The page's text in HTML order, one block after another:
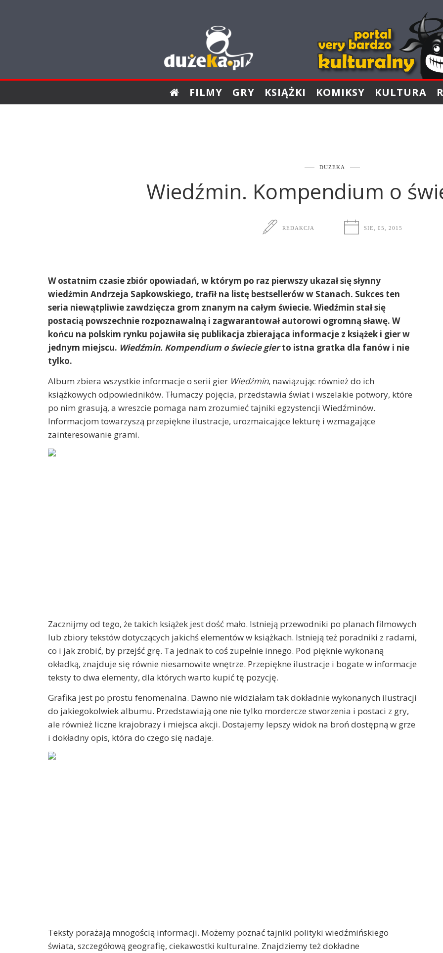
FILMY GRY KSIĄŻKI KOMIKSY KULTURA
DUZEKA
Wiedźmin. Kompendium o
REDAKCJA SIE, 05, 2015
W ostatnim czasie zbiór opowiadań, w którym po raz pierwszy ukazał się słynny
wiedźmin Andrzeja Sapkowskiego, trafił na listę bestsellerów w Stanach. Sukces ten
seria niewątpliwie zawdzięcza grom znanym na całym świecie. Wiedźmin stał się
postacią powszechnie rozpoznawalną i zagwarantował autorowi ogromną sławę. W
końcu na polskim rynku pojawiła się publikacja zbierająca informacje z książek i gier w
jednym miejscu. Wiedźmin. Kompendium o świecie gierto istna gratka dla fanów i nie
tylko.
Album zbiera wszystkie informacje o serii gier Wiedźmin, nawiązując również do ich
książkowych odpowiedników. Tłumaczy pojęcia, przedstawia świat i wszelakie potwory, które
po nim grasują, a wreszcie pomaga nam zrozumieć tajniki egzystencji Wiedźminów.
Informacjom towarzyszą przepiękne ilustracje, urozmaicające lekturę i wzmagające
zainteresowanie grami.
Zacznijmy od tego, że takich książek jest dość mało. Istnieją przewodniki po planach filmowych
lub zbiory tekstów dotyczących jakichś elementów w książkach. Istnieją też poradniki z radami,
co i jak zrobić, by przejść grę. Ta jednak to coś zupełnie innego. Pod pięknie wykonaną
okładką, znajduje się równie niesamowite wnętrze. Przepiękne ilustracje i bogate w informacje
teksty to dwa elementy, dla których warto kupić tę pozycję.
Grafika jest po prostu fenomenalna. Dawno nie widziałam tak dokładnie wykonanych ilustracji
do jakiegokolwiek albumu. Przedstawiają one nie tylko mordercze stworzenia i postaci z gry,
ale również liczne krajobrazy i miejsca akcji. Dostajemy lepszy widok na broń dostępną w grze
i dokładny opis, która do czego się nadaje.
Teksty porażają mnogością informacji. Możemy poznać tajniki polityki wiedźmińskiego
świata, szczegółową geografię, ciekawostki kulturalne. Znajdziemy też dokładne